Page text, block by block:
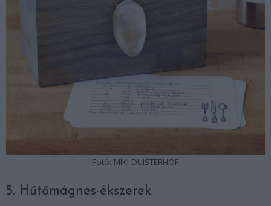
Fotó: MIKI DUISTERHOF
5. Hűtőmágnes-ékszerek